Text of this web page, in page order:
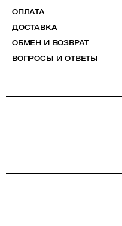
ОПЛАТА
ДОСТАВКА
ОБМЕН И ВОЗВРАТ
ВОПРОСЫ И ОТВЕТЫ